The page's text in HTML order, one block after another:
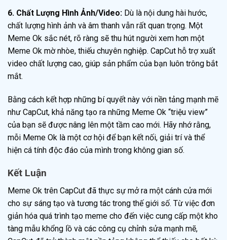
6. Chất Lượng Hình Ảnh/Video: Dù là nội dung hài hước,
chất lượng hình ảnh và âm thanh vẫn rất quan trọng. Một
Meme Ok sắc nét, rõ ràng sẽ thu hút người xem hơn một
Meme Ok mờ nhòe, thiếu chuyên nghiệp. CapCut hỗ trợ xuất
video chất lượng cao, giúp sản phẩm của bạn luôn trông bắt
mắt.
Bằng cách kết hợp những bí quyết này với nền tảng mạnh mẽ
như CapCut, khả năng tạo ra những Meme Ok “triệu view”
của bạn sẽ được nâng lên một tầm cao mới. Hãy nhớ rằng,
mỗi Meme Ok là một cơ hội để bạn kết nối, giải trí và thể
hiện cá tính độc đáo của mình trong không gian số.
Kết Luận
Meme Ok trên CapCut đã thực sự mở ra một cánh cửa mới
cho sự sáng tạo và tương tác trong thế giới số. Từ việc đơn
giản hóa quá trình tạo meme cho đến việc cung cấp một kho
tàng mẫu khổng lồ và các công cụ chỉnh sửa mạnh mẽ,